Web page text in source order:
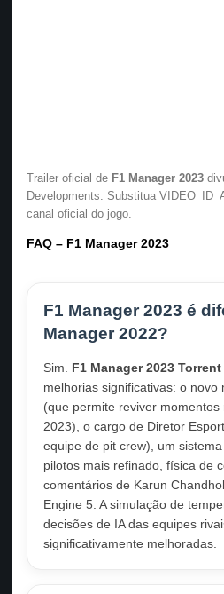
Trailer oficial de F1 Manager 2023
Developments. Substitua
canal oficial do jogo.
FAQ – F1 Manager 2023
F1 Manager 2023 é
Manager 2022?
Sim. F1 Manager 2023 Torrent
melhorias significativas: o novo
(que permite reviver
2023), o cargo de Diretor
equipe de pit crew), um
pilotos mais refinado, física de
comentários de Karun
Engine 5. A simulação de
decisões de IA das equipes
significativamente melhoradas.